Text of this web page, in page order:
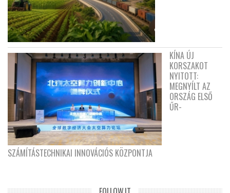
KÍNA ÚJ
KORSZAKOT
NYITOTT:
MEGNYÍLT AZ
ORSZÁG ELSŐ
ŰR-
SZÁMÍTÁSTECHNIKAI INNOVÁCIÓS KÖZPONTJA